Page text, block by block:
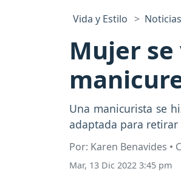
Vida y Estilo Noticias
Mujer
Una manicurista se
adaptada para
Por: Karen Benavides •
Mar, 13 Dic 2022 3:45 pm